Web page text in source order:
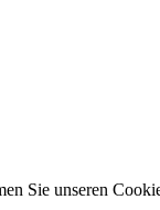
Sie unseren